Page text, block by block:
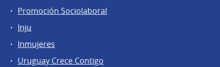
Promoción Sociolaboral
Inju
Inmujeres
Uruguay Crece Contigo